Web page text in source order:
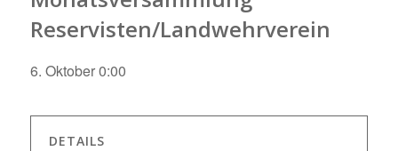
Reservisten/Landwehrverein
6. Oktober 0:00
DETAILS